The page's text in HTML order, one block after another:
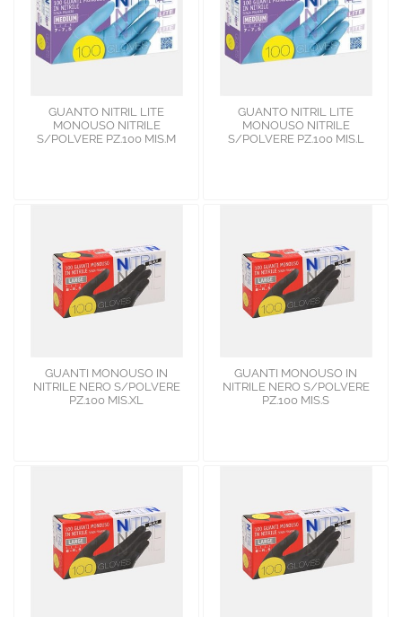
GUANTO NITRIL LITE
MONOUSO NITRILE
S/POLVERE PZ.100 MIS.M
GUANTO NITRIL LITE
MONOUSO NITRILE
S/POLVERE PZ.100 MIS.L
GUANTI MONOUSO IN
NITRILE NERO S/POLVERE
PZ.100 MIS.XL
GUANTI MONOUSO IN
NITRILE NERO S/POLVERE
PZ.100 MIS.S